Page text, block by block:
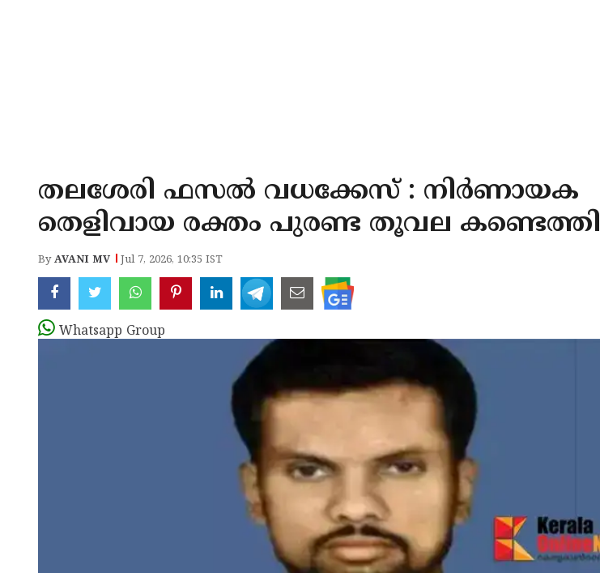
തലശേരി ഫസൽ വധക്കേസ് : നിർണായക
തെളിവായ രക്തം പുരണ്ട തൂവല കണ്ടെത്തി
ByAVANI MV Jul 7, 2026, 10:35 IST
Whatsapp Group